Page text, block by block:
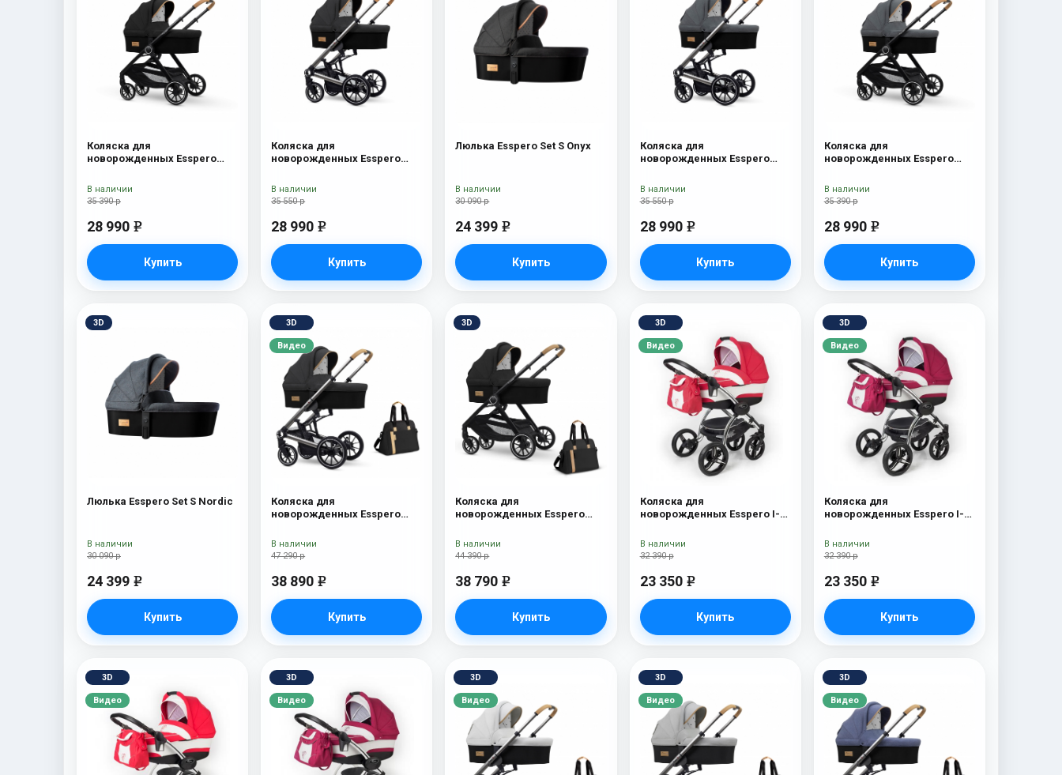
Коляска для
новорожденных Esspero
35 390 р
28 990 e
Купить
В наличии
Коляска для
новорожденных Esspero
35 550 р
28 990 e
Купить
В наличии
Люлька Esspero Set S Onyx
30 090 р
24 399 e
Купить
В наличии
Коляска для
новорожденных Esspero
35 550 р
28 990 e
Купить
В наличии
Коляска для
новорожденных Esspero
35 390 р
28 990 e
Купить
В наличии
3D
Люлька Esspero Set S Nordic
30 090 р
24 399 e
Купить
В наличии
3D
Видео
Коляска для
новорожденных Esspero
47 290 р
38 890 e
Купить
В наличии
3D
Коляска для
новорожденных Esspero
44 390 р
38 790 e
Купить
В наличии
3D
Видео
Коляска для
новорожденных Esspero I-
Lux
32 390 р
23 350 e
Купить
В наличии
3D
Видео
Коляска для
новорожденных Esspero I-
Borduex
32 390 р
23 350 e
Купить
В наличии
3D
Видео
3D
Видео
3D
Видео
3D
Видео
3D
Видео